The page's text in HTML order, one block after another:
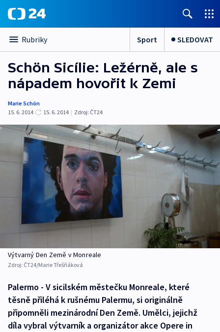
Rubriky Sport SLEDOVAT
Schön Sicílie: Ležérně, ale s
nápadem hovořit k Zemi
Marie Schön
15. 6. 2014
15. 6. 2014 | Zdroj: ČT24
Výtvarný Den Země v Monreale
Zdroj: ČT24/Marie Třešňáková
Palermo - V sicilském městečku Monreale, které
těsně přiléhá k rušnému Palermu, si originálně
připomněli mezinárodní Den Země. Umělci, jejichž
díla vybral výtvarník a organizátor akce Opere in